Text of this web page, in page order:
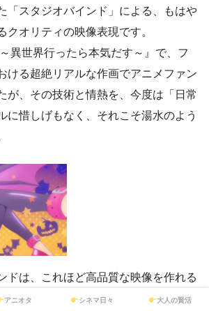
「スタジオバインド」による、もはや
クオリティの映像表現です。
異世界行ったら本気だす～』で、フ
ける超絶リアルな作画でアニメファン
が、その技術と情熱を、今度は「日常
に惜しげもなく、それこそ湯水のよう
ドは、これほど高品質な映像を作れる
はおそらく、少数精鋭のトップクリエ
アニオタ シネマ日々 大人の賢活